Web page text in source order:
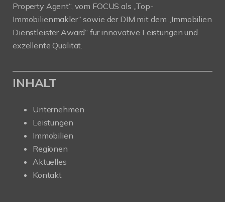
Property Agent“, vom FOCUS als „Top-
Immobilienmakler“ sowie der DIM mit dem „Immobilien
Dienstleister Award“ für innovative Leistungen und
exzellente Qualität.
INHALT
Unternehmen
Leistungen
Immobilien
Regionen
Aktuelles
Kontakt